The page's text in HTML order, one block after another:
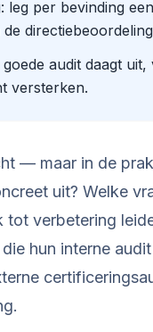
leg per bevinding
audit daagt
versterken.
— maar in de
uit? Welke
verbetering
hun interne